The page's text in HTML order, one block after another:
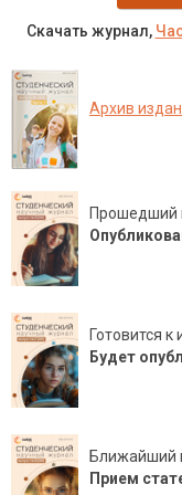
Скачать журнал,
Архив
Прошедший
Готовится
Будет
Ближайший
Прием